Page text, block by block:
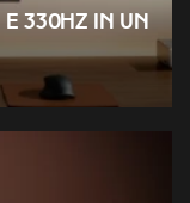
e 330Hz in un